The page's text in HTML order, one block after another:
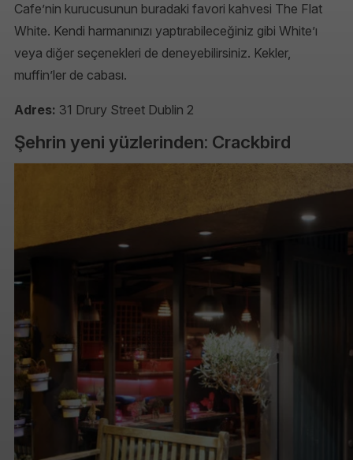
Cafe’nin kurucusunun buradaki favori kahvesi The Flat
White. Kendi harmanınızı yaptırabileceğiniz gibi White’ı
veya diğer seçenekleri de deneyebilirsiniz. Kekler,
muffin’ler de cabası.
Adres: 31 Drury Street Dublin 2
Şehrin yeni yüzlerinden: Crackbird